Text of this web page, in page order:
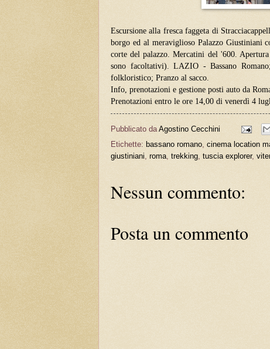
Escursione alla fresca faggeta di
borgo ed al meraviglioso Palazzo Giustiniani
corte del palazzo. Mercatini del '600.
sono facoltativi). LAZIO - Bassano
folkloristico; Pranzo al sacco.
Info, prenotazioni e gestione posti auto da
Prenotazioni entro le ore 14,00 di venerdì 4
Pubblicato da Agostino Cecchini
Etichette: bassano romano, cinema location
giustiniani, roma, trekking, tuscia explorer,
Nessun commento:
Posta un commento